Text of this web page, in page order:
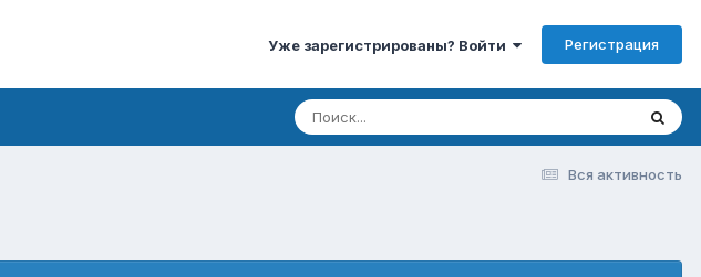
Уже зарегистрированы? Войти Регистрация
Вся активность